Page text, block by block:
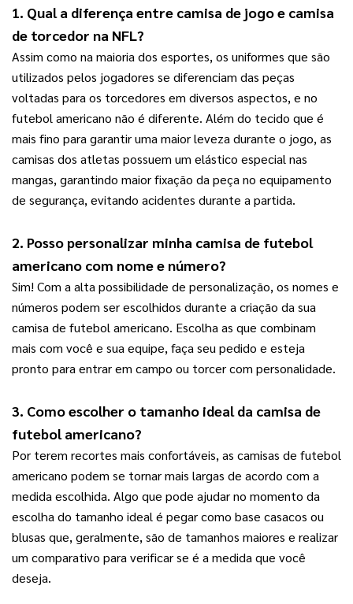
1. Qual a diferença entre camisa de jogo e camisa
de torcedor na NFL?
Assim como na maioria dos esportes, os uniformes que são
utilizados pelos jogadores se diferenciam das peças
voltadas para os torcedores em diversos aspectos, e no
futebol americano não é diferente. Além do tecido que é
mais fino para garantir uma maior leveza durante o jogo, as
camisas dos atletas possuem um elástico especial nas
mangas, garantindo maior fixação da peça no equipamento
de segurança, evitando acidentes durante a partida.
2. Posso personalizar minha camisa de futebol
americano com nome e número?
Sim! Com a alta possibilidade de personalização, os nomes e
números podem ser escolhidos durante a criação da sua
camisa de futebol americano. Escolha as que combinam
mais com você e sua equipe, faça seu pedido e esteja
pronto para entrar em campo ou torcer com personalidade.
3. Como escolher o tamanho ideal da camisa de
futebol americano?
Por terem recortes mais confortáveis, as camisas de futebol
americano podem se tornar mais largas de acordo com a
medida escolhida. Algo que pode ajudar no momento da
escolha do tamanho ideal é pegar como base casacos ou
blusas que, geralmente, são de tamanhos maiores e realizar
um comparativo para verificar se é a medida que você
deseja.